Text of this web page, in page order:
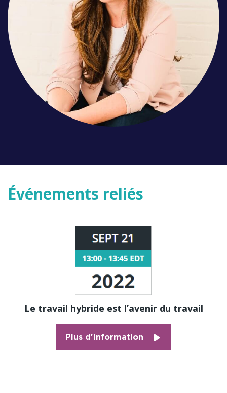
Événements reliés
Le travail hybride est l’avenir du travail
Plus d'information